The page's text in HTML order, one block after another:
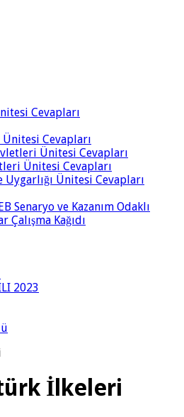
Cevapları
Ünitesi Cevapları
Ünitesi Cevapları
Ünitesi Cevapları
Uygarlığı Ünitesi Cevapları
Senaryo ve Kazanım Odaklı
Kağıdı
2023
İlkeleri